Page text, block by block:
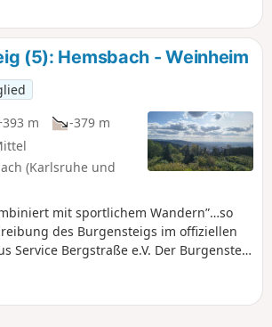
Gebäuden und gemütlichen Plätzen.
lebendige Atmosphäre mit einer
Cafés und Restaurants, die zum
einladen. Für Naturliebhaber gibt
zum Wandern und Erkunden
des Odenwalds und der
der Bergstraße. Diese Wanderung führt
Mühlental, auf die Wachenburg, zum
dem Geiersbergkopf, durch Teile des
die Altstadt Weinheims.
(5): Hemsbach - Weinheim
m
-379 m
(Karlsruhe und
mit sportlichem Wandern”…so
des Burgensteigs im offiziellen
Service Bergstraße e.V. Der Burgensteig
Auf den rund 120 km
30 historischen Sehenswürdigkeiten